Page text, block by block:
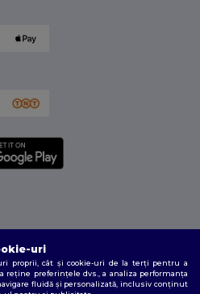
rezervate
|Politica privind cookie-
uri
proprii, cât și cookie-uri de la terți pentru a
reține preferințele dvs., a analiza performanța
fluidă și personalizată, inclusiv conținut